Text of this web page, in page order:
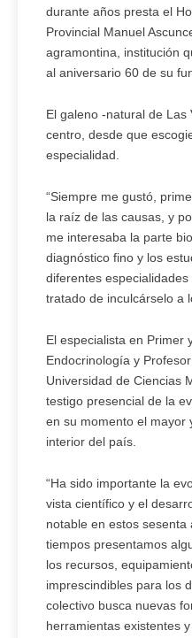
durante años presta el
Provincial Manuel
agramontina, institución
al aniversario 60 de su
El galeno -natural de
centro, desde que
especialidad.
“Siempre me gustó,
la raíz de las causas, y
me interesaba la parte
diagnóstico fino y los
diferentes
tratado de inculcárselo a
El especialista en Primer
Endocrinología y
Universidad de Ciencias
testigo presencial de la
en su momento el mayor
interior del país.
“Ha sido importante la
vista científico y el
notable en estos
tiempos presentamos
los recursos,
imprescindibles para los
colectivo busca nuevas
herramientas existentes